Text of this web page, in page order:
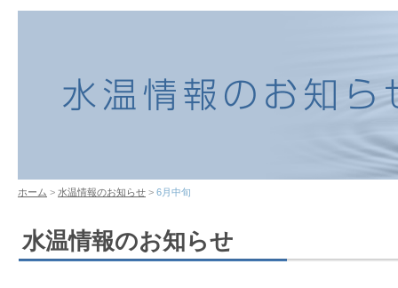
ホーム 水温情報のお知らせ 6月中旬
水温情報のお知らせ